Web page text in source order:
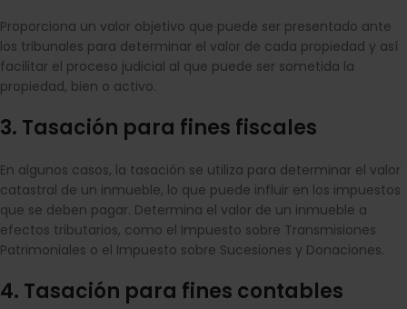
Proporciona un valor objetivo que puede ser presentado ante
los tribunales para determinar el valor de cada propiedad y así
facilitar el proceso judicial al que puede ser sometida la
propiedad, bien o activo.
3. Tasación para fines fiscales
En algunos casos, la tasación se utiliza para determinar el valor
catastral de un inmueble, lo que puede influir en los impuestos
que se deben pagar. Determina el valor de un inmueble a
efectos tributarios, como el Impuesto sobre Transmisiones
Patrimoniales o el Impuesto sobre Sucesiones y Donaciones.
4. Tasación para fines contables